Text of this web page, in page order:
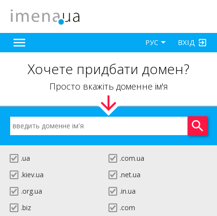
ВХІД
РУС
Хочете придбати домен?
Просто вкажіть доменне ім'я
.ua
.com.ua
.kiev.ua
.net.ua
.org.ua
.in.ua
.biz
.com